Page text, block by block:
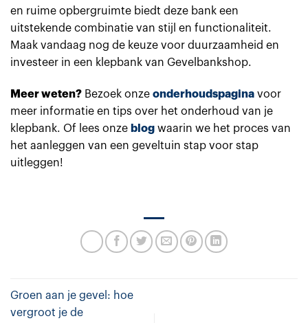
en ruime opbergruimte biedt deze bank een
uitstekende combinatie van stijl en functionaliteit.
Maak vandaag nog de keuze voor duurzaamheid en
investeer in een klepbank van Gevelbankshop.
Meer weten? Bezoek onze onderhoudspagina voor
meer informatie en tips over het onderhoud van je
klepbank. Of lees onze blog waarin we het proces van
het aanleggen van een geveltuin stap voor stap
uitleggen!
Groen aan je gevel: hoe
vergroot je de